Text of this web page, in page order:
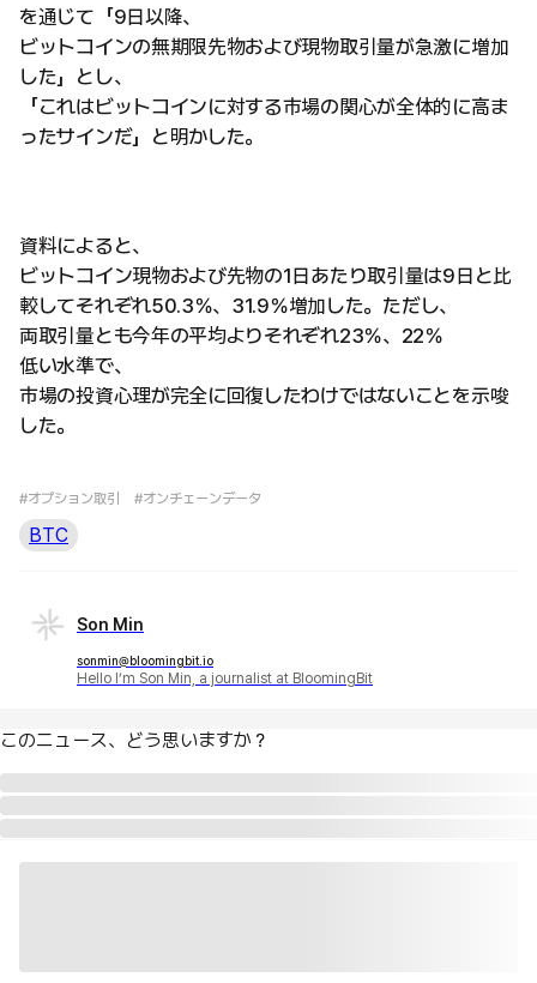
を通じて「9日以降、
ビットコインの無期限先物および現物取引量が急激に増加
した」とし、
「これはビットコインに対する市場の関心が全体的に高ま
ったサインだ」と明かした。
資料によると、
ビットコイン現物および先物の1日あたり取引量は9日と比
較してそれぞれ50.3％、31.9％増加した。ただし、
両取引量とも今年の平均よりそれぞれ23％、22％
低い水準で、
市場の投資心理が完全に回復したわけではないことを示唆
した。
#オプション取引 #オンチェーンデータ
BTC
Son Min
sonmin@bloomingbit.io
Hello I’m Son Min, a journalist at BloomingBit
このニュース、どう思いますか？